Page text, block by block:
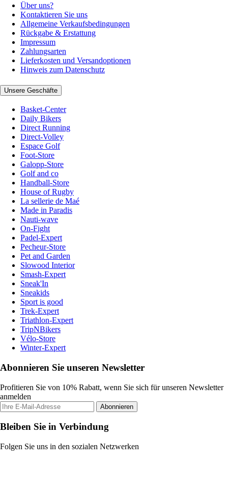
Über uns?
Kontaktieren Sie uns
Allgemeine Verkaufsbedingungen
Rückgabe & Erstattung
Impressum
Zahlungsarten
Lieferkosten und Versandoptionen
Hinweis zum Datenschutz
Unsere Geschäfte
Basket-Center
Daily Bikers
Direct Running
Direct-Volley
Espace Golf
Foot-Store
Galopp-Store
Golf and co
Handball-Store
House of Rugby
La sellerie de Maé
Made in Paradis
Nauti-wave
On-Fight
Padel-Expert
Pecheur-Store
Pet and Garden
Slowood Interior
Smash-Expert
Sneak'In
Sneakids
Sport is good
Trek-Expert
Triathlon-Expert
TripNBikers
Vélo-Store
Winter-Expert
Abonnieren Sie unseren Newsletter
Profitieren Sie von 10% Rabatt, wenn Sie sich für unseren Newsletter
anmelden
Abonnieren
Bleiben Sie in Verbindung
Folgen Sie uns in den sozialen Netzwerken